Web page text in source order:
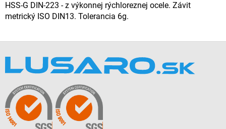
HSS-G DIN-223 - z výkonnej rýchloreznej ocele. Závit
metrický ISO DIN13. Tolerancia 6g.